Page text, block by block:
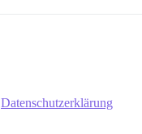
Datenschutzerklärung